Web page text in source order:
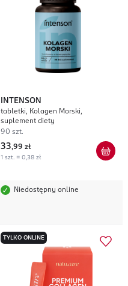
INTENSON
tabletki, Kolagen Morski,
suplement diety
90 szt.
33,99 zł
1 szt. = 0,38 zł
Niedostępny online
TYLKO ONLINE